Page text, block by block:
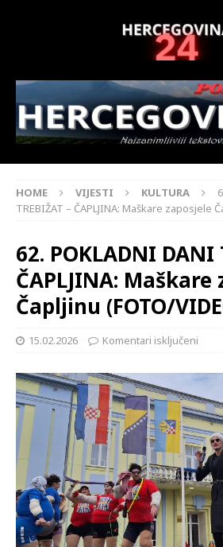
HOME VIJESTI KULTURA
TREBIŽAT – ČAPLJINA: Maškare zaposjele
62. POKLADNI DANI
ČAPLJINA: Maškare
Čapljinu (FOTO/
15.02.2026 Komentari isključeni